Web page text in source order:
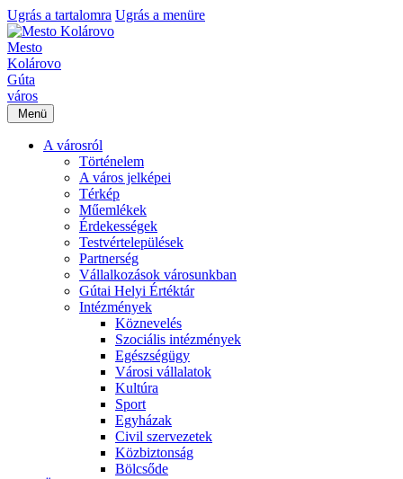
Ugrás a tartalomra Ugrás a menüre
Mesto
Kolárovo
Gúta
város
Menü
A városról
Történelem
A város jelképei
Térkép
Műemlékek
Érdekességek
Testvértelepülések
Partnerség
Vállalkozások városunkban
Gútai Helyi Értéktár
Intézmények
Köznevelés
Szociális intézmények
Egészségügy
Városi vállalatok
Kultúra
Sport
Egyházak
Civil szervezetek
Közbiztonság
Bölcsőde